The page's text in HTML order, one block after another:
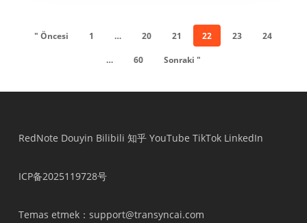
" Öncesi 1 … 20 21 22 23 24
… 60 Sonraki "
RedNote Douyin Bilibili 知乎 YouTube TikTok LinkedIn
ICP备2025119728号
Temas etmek：support@transyncai.com